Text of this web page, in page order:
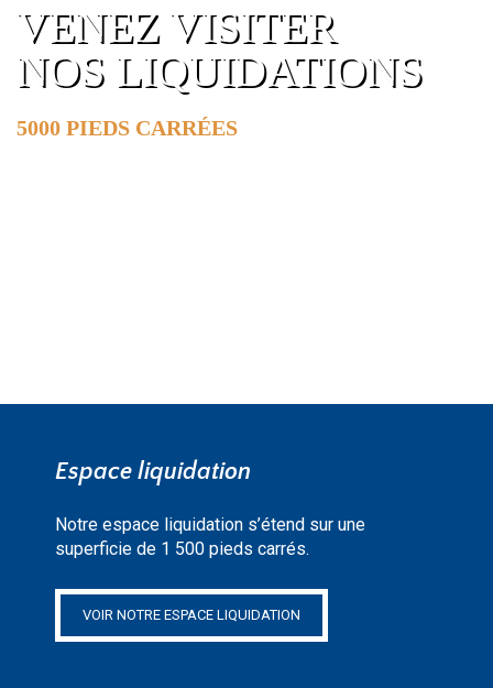
VENEZ VISITER
NOS LIQUIDATIONS
5000 PIEDS CARRÉES
Espace liquidation
Notre espace liquidation s’étend sur une
superficie de 1 500 pieds carrés.
VOIR NOTRE ESPACE LIQUIDATION